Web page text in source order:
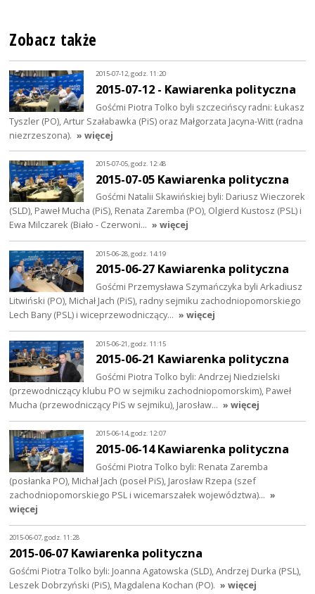
Zobacz także
2015-07-12, godz. 11:20
2015-07-12 - Kawiarenka polityczna
Gośćmi Piotra Tolko byli szczecińscy radni: Łukasz
Tyszler (PO), Artur Szałabawka (PiS) oraz Małgorzata Jacyna-Witt (radna
niezrzeszona). » więcej
2015-07-05, godz. 12:48
2015-07-05 Kawiarenka polityczna
Gośćmi Natalii Skawińskiej byli: Dariusz Wieczorek
(SLD), Paweł Mucha (PiS), Renata Zaremba (PO), Olgierd Kustosz (PSL) i
Ewa Milczarek (Biało - Czerwoni… » więcej
2015-06-28, godz. 14:19
2015-06-27 Kawiarenka polityczna
Gośćmi Przemysława Szymańczyka byli Arkadiusz
Litwiński (PO), Michał Jach (PiS), radny sejmiku zachodniopomorskiego
Lech Bany (PSL) i wiceprzewodniczący… » więcej
2015-06-21, godz. 11:15
2015-06-21 Kawiarenka polityczna
Gośćmi Piotra Tolko byli: Andrzej Niedzielski
(przewodniczący klubu PO w sejmiku zachodniopomorskim), Paweł
Mucha (przewodniczący PiS w sejmiku), Jarosław… » więcej
2015-06-14, godz. 12:07
2015-06-14 Kawiarenka polityczna
Gośćmi Piotra Tolko byli: Renata Zaremba
(posłanka PO), Michał Jach (poseł PiS), Jarosław Rzepa (szef
zachodniopomorskiego PSL i wicemarszałek województwa)… »
więcej
2015-06-07, godz. 11:28
2015-06-07 Kawiarenka polityczna
Gośćmi Piotra Tolko byli: Joanna Agatowska (SLD), Andrzej Durka (PSL),
Leszek Dobrzyński (PiS), Magdalena Kochan (PO). » więcej